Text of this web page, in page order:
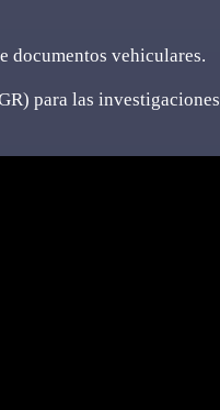
documentos vehiculares.
para las investigaciones